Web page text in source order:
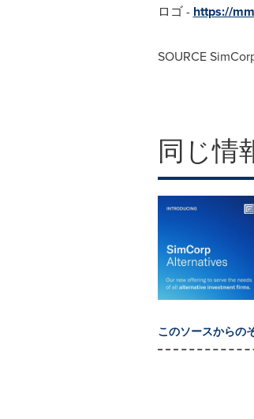
ロゴ - https://
SOURCE
同じ情
このソースからの